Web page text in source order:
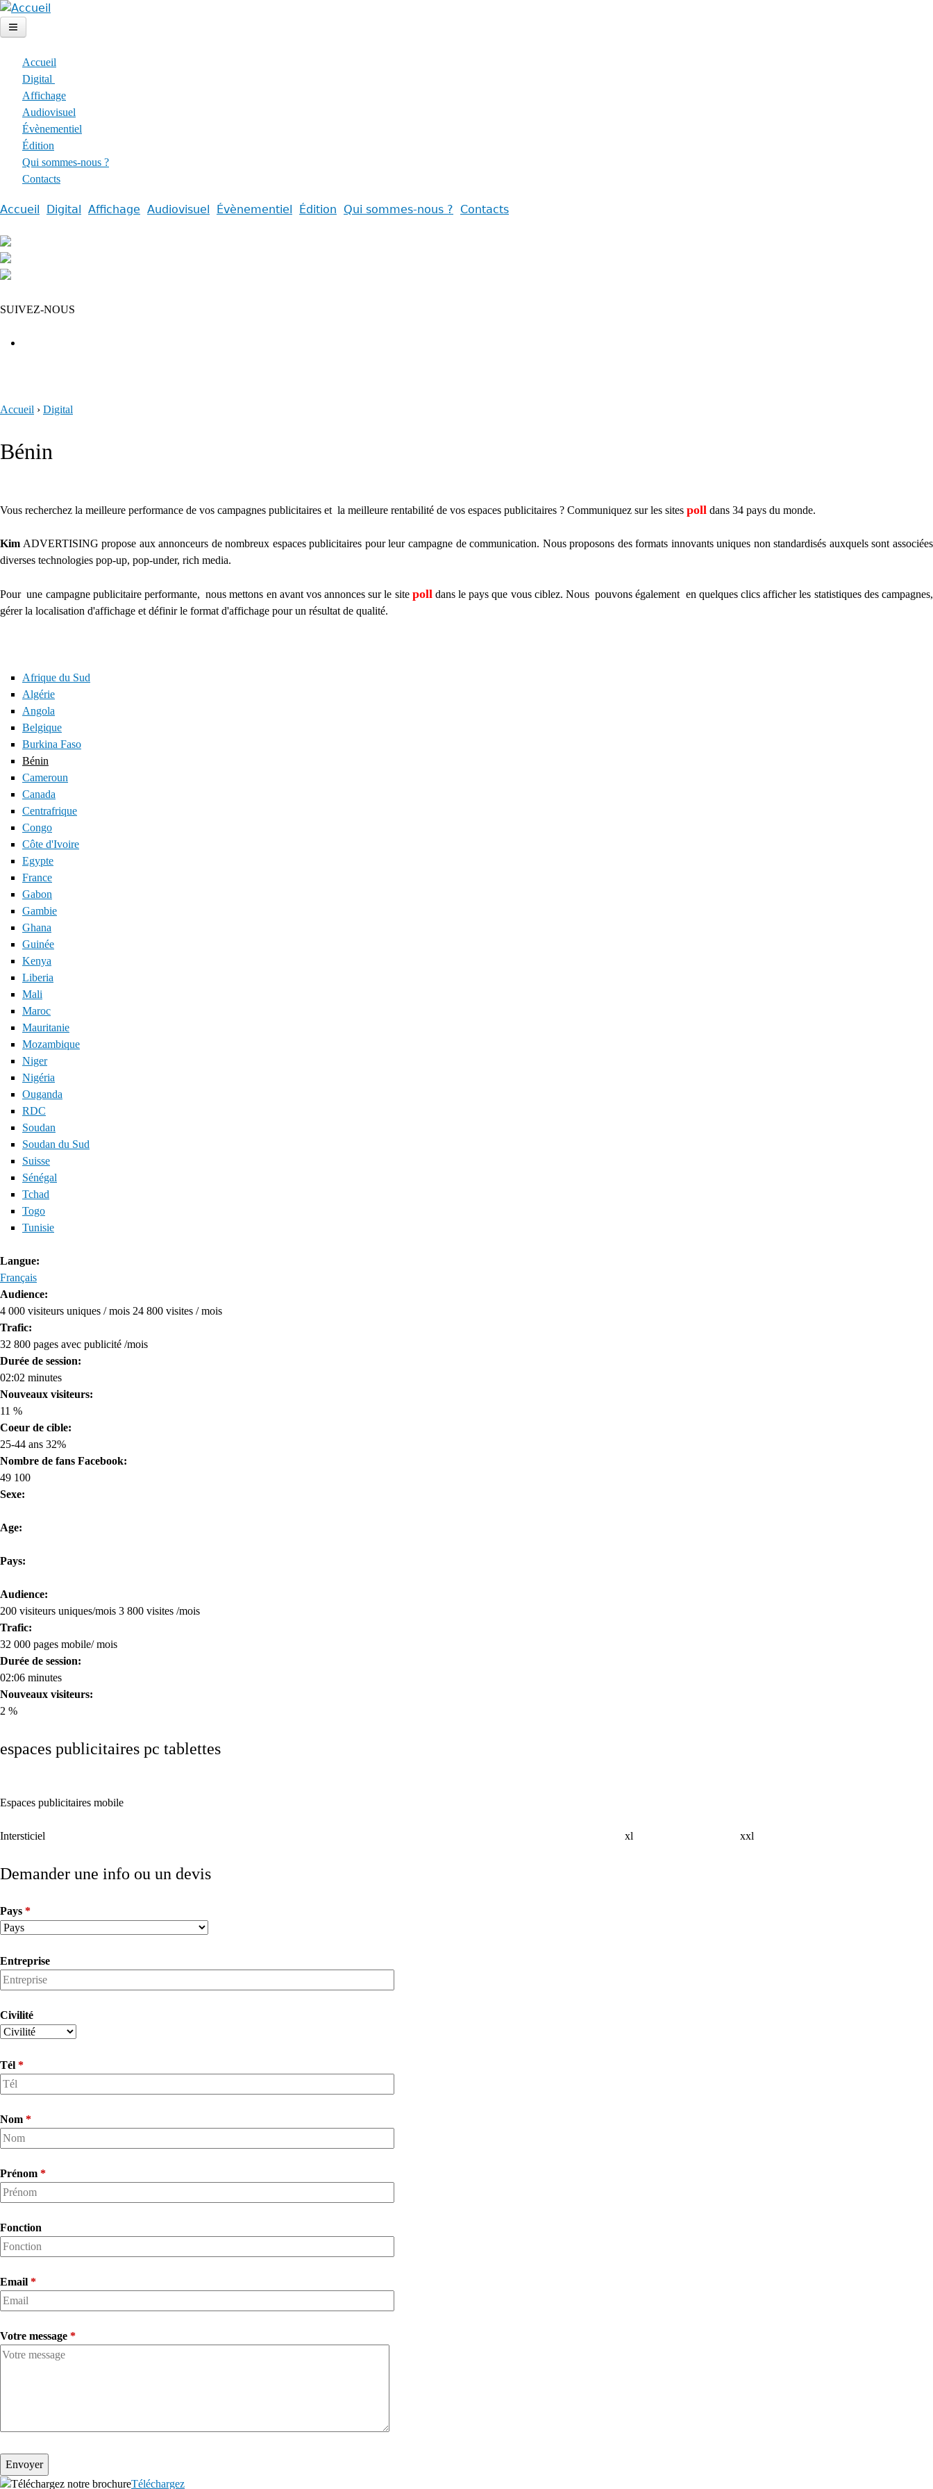
Jump
to
Accueil
Digital
Affichage
Audiovisuel
Évènementiel
Édition
Qui sommes-nous ?
Contacts
Menu
principal
Accueil Digital Affichage Audiovisuel Évènementiel Édition Qui sommes-nous ? Contacts
SUIVEZ-NOUS
êtes
Accueil › Digital
to
top
Bénin
Vous recherchez la meilleure performance de vos campagnes publicitaires et la meilleure rentabilité de vos espaces publicitaires ? Communiquez sur les sites poll dans 34 pays du monde.
Kim ADVERTISING propose aux annonceurs de nombreux espaces publicitaires pour leur campagne de communication. Nous proposons des formats innovants uniques non standardisés auxquels sont associées
diverses technologies pop-up, pop-under, rich media.
Pour une campagne publicitaire performante, nous mettons en avant vos annonces sur le site poll dans le pays que vous ciblez. Nous pouvons également en quelques clics afficher les statistiques des campagnes,
gérer la localisation d'affichage et définir le format d'affichage pour un résultat de qualité.
Afrique du Sud
Algérie
Angola
Belgique
Burkina Faso
Bénin
Cameroun
Canada
Centrafrique
Congo
Côte d'Ivoire
Egypte
France
Gabon
Gambie
Ghana
Guinée
Kenya
Liberia
Mali
Maroc
Mauritanie
Mozambique
Niger
Nigéria
Ouganda
RDC
Soudan
Soudan du Sud
Suisse
Sénégal
Tchad
Togo
Tunisie
Langue:
Français
Audience:
4 000 visiteurs uniques / mois 24 800 visites / mois
Trafic:
32 800 pages avec publicité /mois
Durée de session:
02:02 minutes
Nouveaux visiteurs:
11 %
Coeur de cible:
25-44 ans 32%
Nombre de fans Facebook:
49 100
Sexe:
Age:
Pays:
Audience:
200 visiteurs uniques/mois 3 800 visites /mois
Trafic:
32 000 pages mobile/ mois
Durée de session:
02:06 minutes
Nouveaux visiteurs:
2 %
top
espaces publicitaires pc tablettes
Espaces publicitaires mobile
Intersticiel xl xxl
Demander une info ou un devis
Pays *
Entreprise
Civilité
Tél *
Nom *
Prénom *
Fonction
Email *
Votre message *
Téléchargez notre brochureTéléchargez